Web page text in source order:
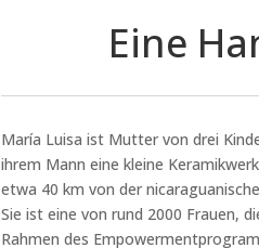
Eine
María Luisa ist Mutter von drei
ihrem Mann eine kleine
etwa 40 km von der
Sie ist eine von rund 2000 Frauen,
Rahmen des